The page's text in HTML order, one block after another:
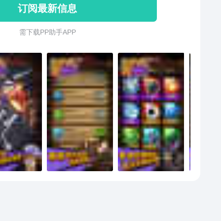
订阅最新信息
需 下 载 P P 助 手 A P P